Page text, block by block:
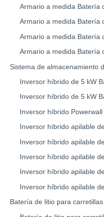
Armario a medida Batería
Armario a medida Batería
Armario a medida Batería
Armario a medida Batería
Sistema de almacenamiento
Inversor híbrido de 5 kW
Inversor híbrido de 5 kW
Inversor híbrido
Inversor híbrido apilable
Inversor híbrido apilable
Inversor híbrido apilable
Inversor híbrido apilable
Inversor híbrido apilable
Batería de litio para